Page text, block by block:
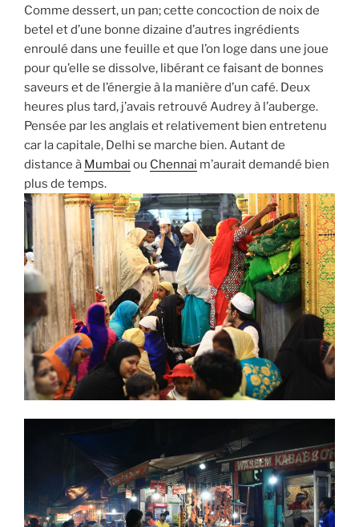
Comme dessert, un pan; cette concoction de noix de
betel et d’une bonne dizaine d’autres ingrédients
enroulé dans une feuille et que l’on loge dans une joue
pour qu’elle se dissolve, libérant ce faisant de bonnes
saveurs et de l’énergie à la manière d’un café. Deux
heures plus tard, j’avais retrouvé Audrey à l’auberge.
Pensée par les anglais et relativement bien entretenu
car la capitale, Delhi se marche bien. Autant de
distance à Mumbai ou Chennai m’aurait demandé bien
plus de temps.